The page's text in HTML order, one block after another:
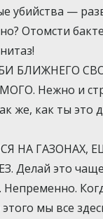
убийства —
Отомсти
БЛИЖНЕГО
Нежно и
же, как ты это
НА ГАЗОНАХ,
Делай это
мы все